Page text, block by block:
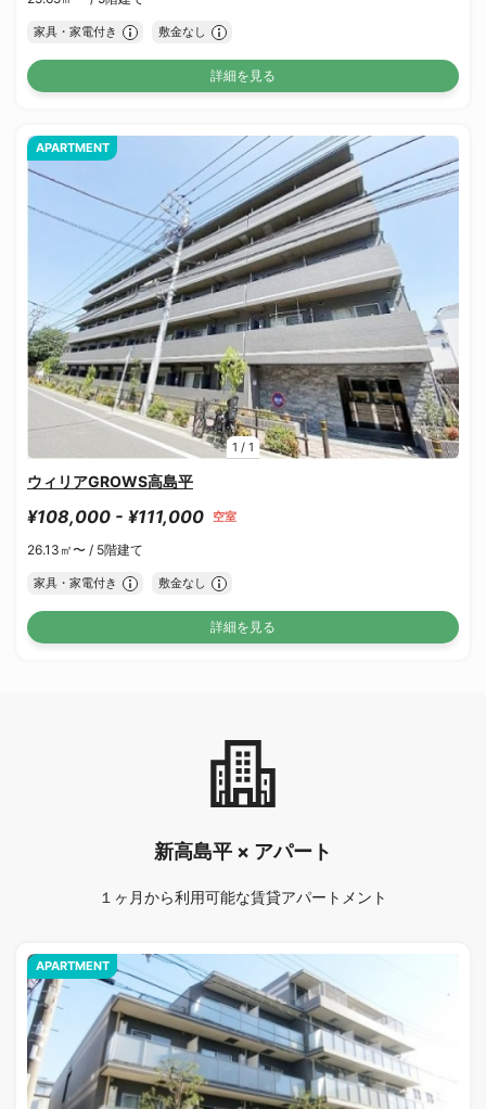
家具・家電付き 敷金なし
詳細を見る
1 / 1
APARTMENT
ウィリアGROWS高島平
¥108,000 - ¥111,000 空室
26.13㎡〜 / 5階建て
家具・家電付き 敷金なし
詳細を見る
新高島平 × アパート
１ヶ月から利用可能な賃貸アパートメント
APARTMENT